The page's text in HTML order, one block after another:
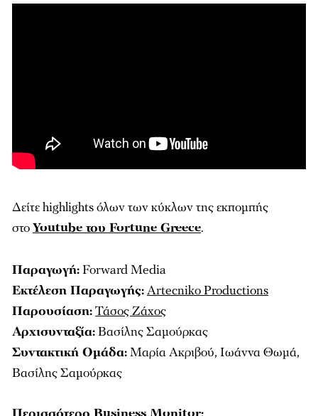
Δείτε highlights όλων των κύκλων της εκπομπής
στοYoutube του Fortune Greece.
Παραγωγή: Forward Media
Εκτέλεση Παραγωγής:Αrtecniko Productions
Παρουσίαση:Τάσος Ζάχος
Αρχισυνταξία:Βασίλης Σαμούρκας
Συντακτική Ομάδα:Μαρία Ακριβού, Ιωάννα Θωμά,
Βασίλης Σαμούρκας